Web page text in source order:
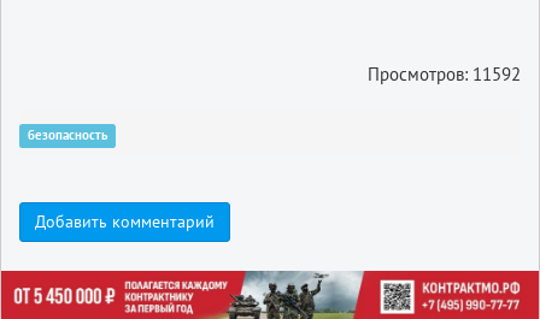
Просмотров: 11592
безопасность
Добавить комментарий